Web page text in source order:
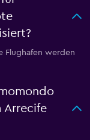
Flughafen werden
Arrecife